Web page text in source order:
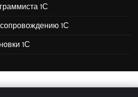
1С
1С
1С